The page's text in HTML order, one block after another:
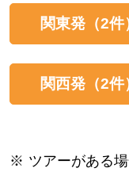
関東発 （2件
関西発 （2件
ツアーがある